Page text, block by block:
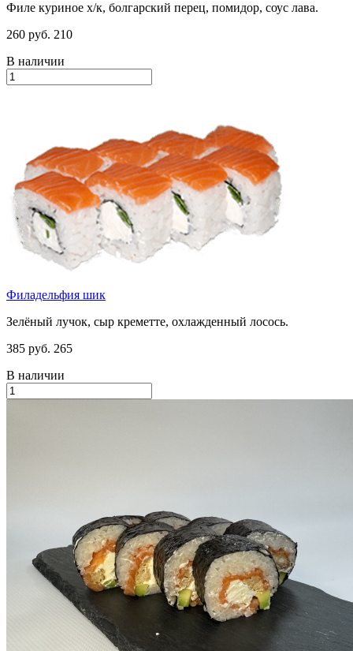
Филе куриное х/к, болгарский перец, помидор, соус лава.
260 руб. 210
В наличии
Филадельфия шик
Зелёный лучок, сыр креметте, охлажденный лосось.
385 руб. 265
В наличии